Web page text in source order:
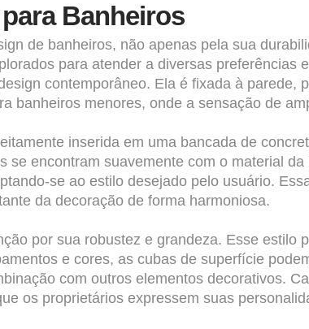
Banheiros
de banheiros, não apenas pela sua
para atender a diversas preferências
contemporâneo. Ela é fixada à parede,
banheiros menores, onde a sensação de
inserida em uma bancada de
encontram suavemente com o material
se ao estilo desejado pelo usuário.
da decoração de forma harmoniosa.
por sua robustez e grandeza. Esse estilo
e cores, as cubas de superfície
com outros elementos decorativos.
os proprietários expressem suas